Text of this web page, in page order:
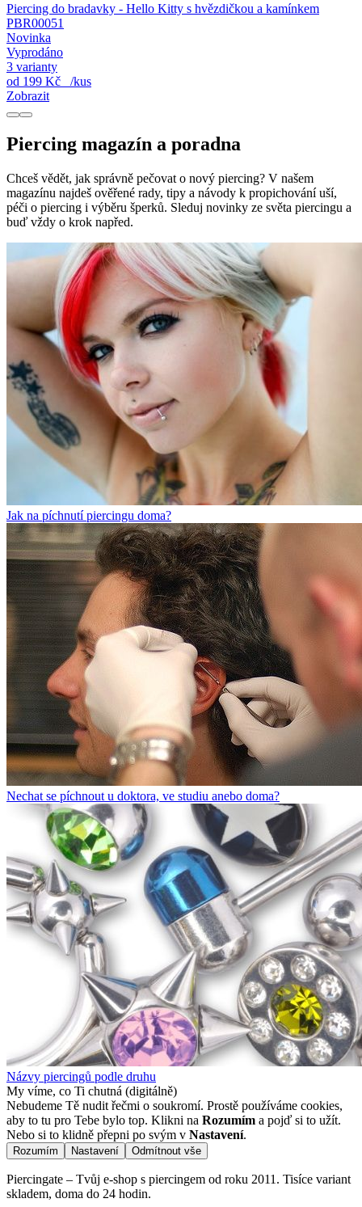
Piercing do bradavky - Hello Kitty s hvězdičkou a kamínkem
PBR00051
Novinka
Vyprodáno
3 varianty
od 199 Kč
/kus
Zobrazit
Piercing magazín a poradna
Chceš vědět, jak správně pečovat o nový piercing? V našem
magazínu najdeš ověřené rady, tipy a návody k propichování uší,
péči o piercing i výběru šperků. Sleduj novinky ze světa piercingu a
buď vždy o krok napřed.
Jak na píchnutí piercingu doma?
Nechat se píchnout u doktora, ve studiu anebo doma?
Názvy piercingů podle druhu
My víme, co Ti chutná (digitálně)
Nebudeme Tě nudit řečmi o soukromí. Prostě používáme cookies,
aby to tu pro Tebe bylo top. Klikni na Rozumím a pojď si to užít.
Nebo si to klidně přepni po svým v Nastavení.
Rozumím Nastavení Odmítnout vše
Piercingate – Tvůj e-shop s piercingem od roku 2011. Tisíce variant
skladem, doma do 24 hodin.